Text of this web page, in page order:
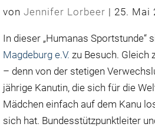
vonJennifer Lorbeer | 25. Mai
In dieser „Humanas Sportstunde“
Magdeburg e.V. zu Besuch. Gleich
– denn von der stetigen
jährige Kanutin, die sich für die
Mädchen einfach auf dem Kanu
sich hat. Bundesstützpunktleiter